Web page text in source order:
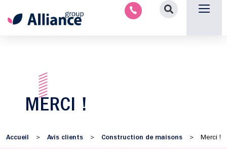
MERCI !
Accueil > Avis clients > Construction de maisons > Merci !